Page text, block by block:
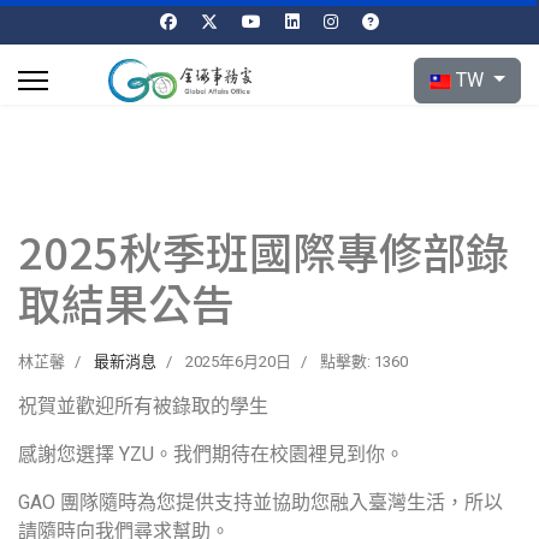
選擇你的語言
TW
2025秋季班國際專修部錄
取結果公告
林芷馨 最新消息 2025年6月20日 點擊數: 1360
祝賀並歡迎所有被錄取的學生
感謝您選擇 YZU。我們期待在校園裡見到你。
GAO 團隊隨時為您提供支持並協助您融入臺灣生活，所以
請隨時向我們尋求幫助。